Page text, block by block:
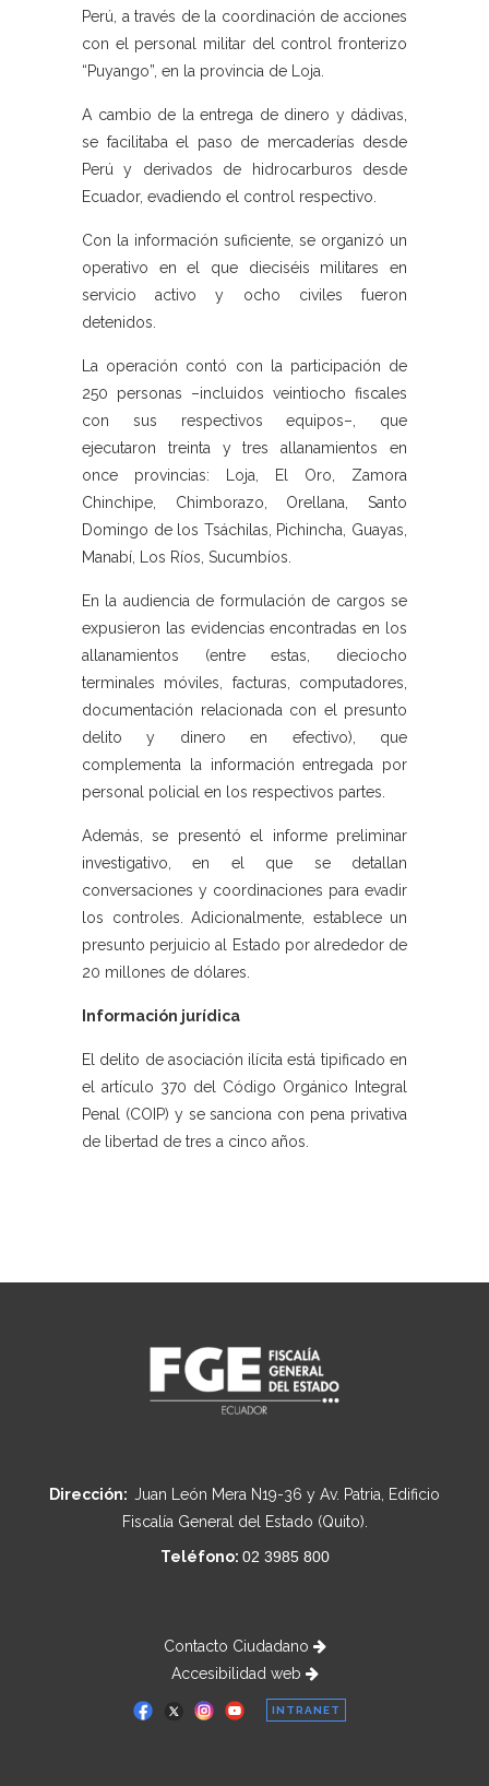
Perú, a través de la coordinación de acciones
con el personal militar del control fronterizo
“Puyango”, en la provincia de Loja.
A cambio de la entrega de dinero y dádivas,
se facilitaba el paso de mercaderías desde
Perú y derivados de hidrocarburos desde
Ecuador, evadiendo el control respectivo.
Con la información suficiente, se organizó un
operativo en el que dieciséis militares en
servicio activo y ocho civiles fueron
detenidos.
La operación contó con la participación de
250 personas –incluidos veintiocho fiscales
con sus respectivos equipos–, que
ejecutaron treinta y tres allanamientos en
once provincias: Loja, El Oro, Zamora
Chinchipe, Chimborazo, Orellana, Santo
Domingo de los Tsáchilas, Pichincha, Guayas,
Manabí, Los Ríos, Sucumbíos.
En la audiencia de formulación de cargos se
expusieron las evidencias encontradas en los
allanamientos (entre estas, dieciocho
terminales móviles, facturas, computadores,
documentación relacionada con el presunto
delito y dinero en efectivo), que
complementa la información entregada por
personal policial en los respectivos partes.
Además, se presentó el informe preliminar
investigativo, en el que se detallan
conversaciones y coordinaciones para evadir
los controles. Adicionalmente, establece un
presunto perjuicio al Estado por alrededor de
20 millones de dólares.
Información jurídica
El delito de asociación ilícita está tipificado en
el artículo 370 del Código Orgánico Integral
Penal (COIP) y se sanciona con pena privativa
de libertad de tres a cinco años.
Dirección: Juan León Mera N19-36 y Av. Patria, Edificio
Fiscalía General del Estado (Quito).
Teléfono: 02 3985 800
Contacto Ciudadano
Accesibilidad web
INTRANET